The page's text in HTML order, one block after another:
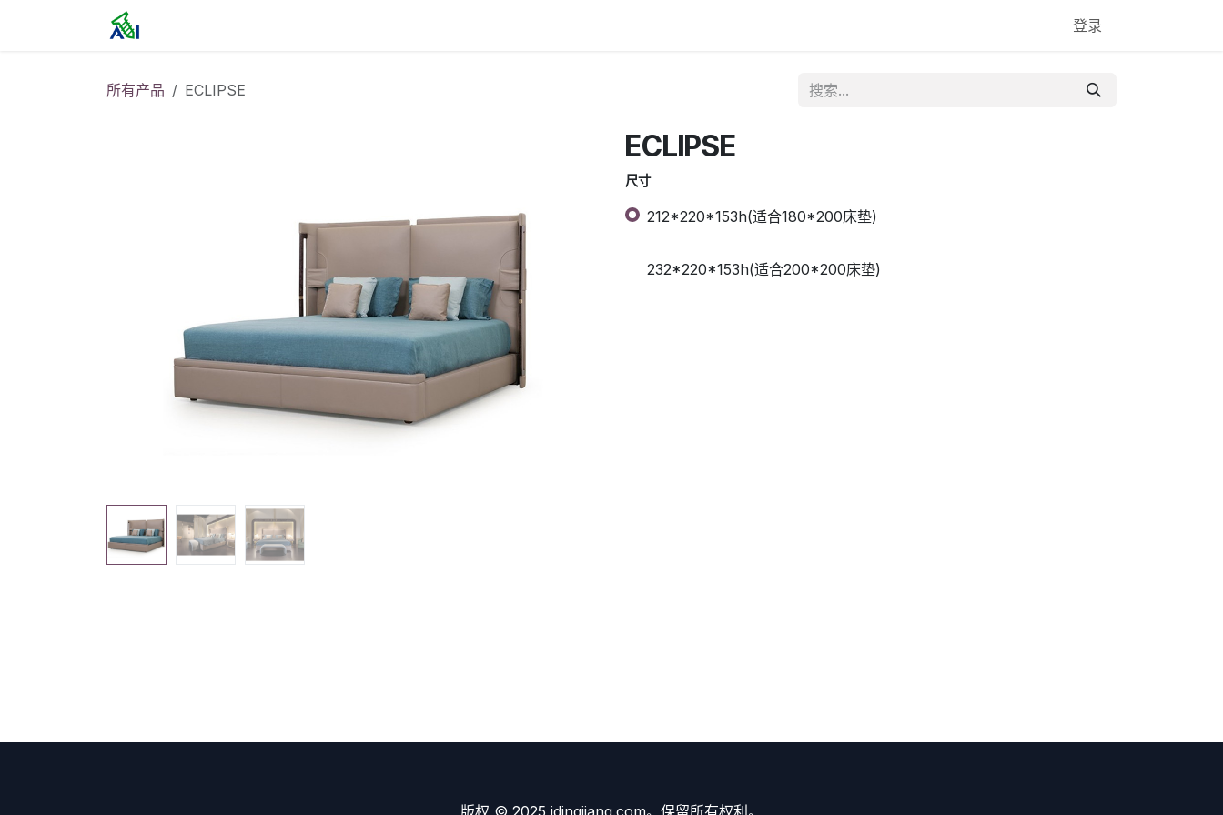
登录
所有产品 ECLIPSE
ECLIPSE
尺寸
212*220*153h(适合180*200床垫)
232*220*153h(适合200*200床垫)
版权 © 2025 idingjiang.com。保留所有权利。